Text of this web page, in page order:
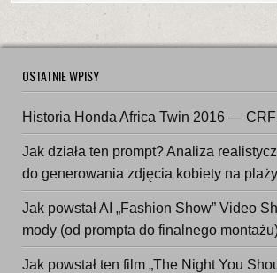
OSTATNIE WPISY
Historia Honda Africa Twin 2016 —
Jak działa ten prompt? Analiza
do generowania zdjęcia kobiety na
Jak powstał AI „Fashion Show” Video
mody (od prompta do finalnego
Jak powstał ten film „The Night You